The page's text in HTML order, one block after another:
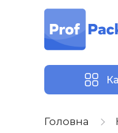
Головна